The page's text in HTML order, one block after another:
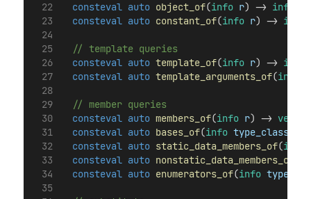
consteval auto object_of(info r) -> info
consteval auto constant_of(info r) -> info
  // template queries
consteval auto template_of(info r) -> info
consteval auto template_arguments_of(info
  // member queries
consteval auto members_of(info r) -> vector
consteval auto bases_of(info type_class
consteval auto static_data_members_of(info
consteval auto nonstatic_data_members_of
consteval auto enumerators_of(info